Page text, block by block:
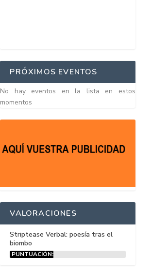
PRÓXIMOS EVENTOS
No hay eventos en la lista en estos
momentos
VALORACIONES
Striptease Verbal: poesía tras el
biombo
PUNTUACIÓN: